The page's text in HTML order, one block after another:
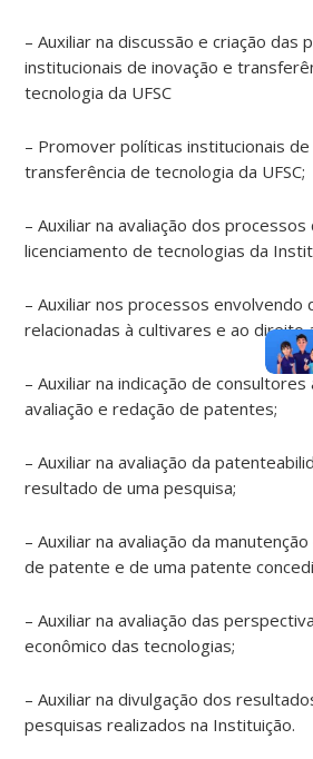
– Auxiliar na discussão e criação das
institucionais de inovação e
tecnologia da UFSC
– Promover políticas institucionais de
transferência de tecnologia da UFSC;
– Auxiliar na avaliação dos processos
licenciamento de tecnologias da
– Auxiliar nos processos envolvendo
relacionadas à cultivares e ao direito
– Auxiliar na indicação de consultores
avaliação e redação de patentes;
– Auxiliar na avaliação da
resultado de uma pesquisa;
– Auxiliar na avaliação da
de patente e de uma patente
– Auxiliar na avaliação das
econômico das tecnologias;
– Auxiliar na divulgação dos
pesquisas realizados na Instituição.